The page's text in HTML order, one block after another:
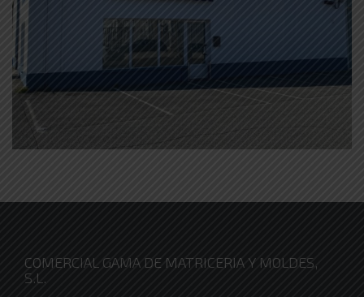
COMERCIAL GAMA DE MATRICERIA Y MOLDES,
S.L.